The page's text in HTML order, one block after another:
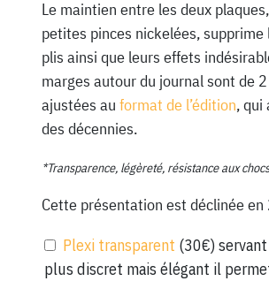
Le maintien entre les deux
petites pinces nickelées, supprime
plis ainsi que leurs effets
marges autour du journal sont de
ajustées au format de l’édition, qui
des décennies.
*Transparence, légèreté, résistance aux
Cette présentation est déclinée en
Plexi transparent (30€)
plus discret mais élégant il